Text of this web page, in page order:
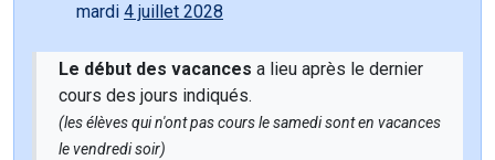
mardi 4 juillet 2028
Le début des vacances a lieu après le dernier
cours des jours indiqués.
(les élèves qui n'ont pas cours le samedi sont en vacances
le vendredi soir)